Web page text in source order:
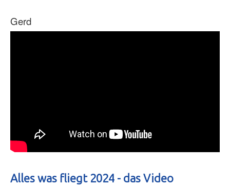
Gerd
Alles was fliegt 2024 - das Video